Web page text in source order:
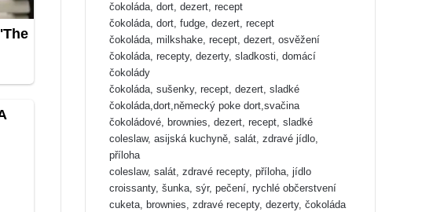
čokoláda, dort, dezert, recept
čokoláda, dort, fudge, dezert, recept
čokoláda, milkshake, recept, dezert, osvěžení
čokoláda, recepty, dezerty, sladkosti, domácí
čokolády
čokoláda, sušenky, recept, dezert, sladké
čokoláda,dort,německý poke dort,svačina
čokoládové, brownies, dezert, recept, sladké
coleslaw, asijská kuchyně, salát, zdravé jídlo,
příloha
coleslaw, salát, zdravé recepty, příloha, jídlo
croissanty, šunka, sýr, pečení, rychlé občerstvení
cuketa, brownies, zdravé recepty, dezerty, čokoláda